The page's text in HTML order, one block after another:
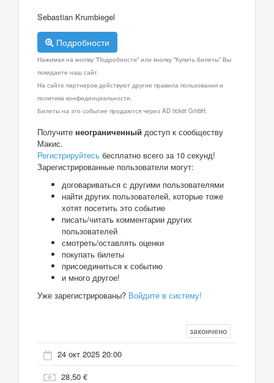
Sebastian Krumbiegel
Подробности
Нажимая на кнопку "Подробности" или кнопку "Купить билеты" Вы
покидаете наш сайт.
На сайте партнеров действуют другие правила пользования и
политика конфиденциальности.
Билеты на это событие продаются через AD ticket GmbH.
Получите неограниченный доступ к сообществу
Макис.
Регистрируйтесь бесплатно всего за 10 секунд!
Зарегистрированные пользователи могут:
договариваться с другими пользователями
найти других пользователей, которые тоже
хотят посетить это событие
писать/читать комментарии других
пользователей
смотреть/оставлять оценки
покупать билеты
присоединиться к событию
и много другое!
Уже зарегистрированы? Войдите в систему!
закончено
24 окт 2025 20:00
28,50 €